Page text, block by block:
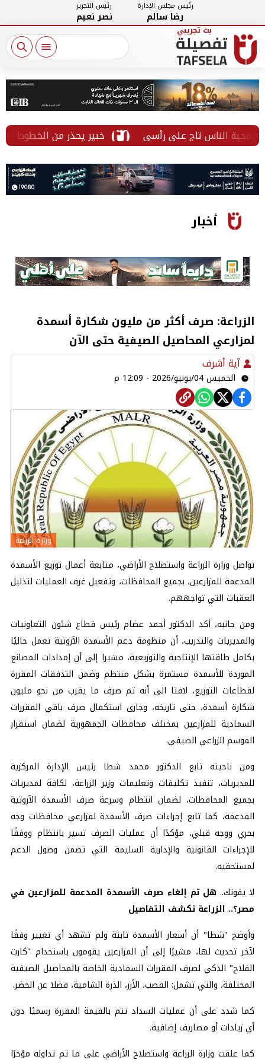
رئيس مجلس الإدارة
رضا سالم
رئيس التحرير
نصر نعيم
خبير يحذر من الخطوط المسجلة
أخبار
الزراعة: صرف أكثر من مليون شكارة أسمدة
لمزارعي المحاصيل الصيفية حتى الآن
آية أشرف
الخميس 04/يونيو/2026 - 12:09 م
وزارة الزراعة
تواصل وزارة الزراعة واستصلاح الأراضي، متابعة أعمال توزيع الأسمدة
المدعمة للمزارعين، بجميع المحافظات، وتفعيل غرف العمليات لتذليل
العقبات التي تواجههم.
ومن جانبه، أكد الدكتور أحمد عضام رئيس قطاع شئون التعاونيات
والمديريات والتدريب، أن منظومة دعم الأسمدة الآزوتية تعمل حاليًا
بكامل طاقتها الإنتاجية والتوزيعية، مشيرا إلى أن إمدادات المصانع
الموردة للأسمدة مستمرة بشكل منتظم وضمن التدفقات المقررة
لقطاعات التوزيع، لافتا الى أنه تم صرف ما يقرب من نحو مليون
شكارة أسمدة، حتى تاريخه، وجارى استكمال صرف باقي المقررات
السمادية للمزارعين بمختلف محافظات الجمهورية لضمان استقرار
الموسم الزراعي الصيفي.
ومن ناحيته تابع الدكتور محمد شطا رئيس الإدارة المركزية
للمديريات، تنفيذ تكليفات وتعليمات وزير الزراعة، لكافة لمديريات
بجميع المحافظات، لضمان انتظام وسرعة صرف الأسمدة الآزوتية
المدعمة، كما تابع إجراءات صرف الأسمدة لمزارعي محافظات وجه
بحري ووجه قبلي، مؤكدًا أن عمليات الصرف تسير بانتظام ووفقًا
للإجراءات القانونية والإدارية السليمة التي تضمن وصول الدعم
لمستحقيه.
لا يفوتك..هل تم إلغاء صرف الأسمدة المدعمة للمزارعين في
مصر؟.. الزراعة تكشف التفاصيل
وأوضح "شطا" أن أسعار الأسمدة ثابتة ولم تشهد أي تغيير وفقًا
لآخر تحديث لها، مشيرًا إلى أن المزارعين يقومون باستخدام "كارت
الفلاح" الذكي لصرف المقررات السمادية الخاصة بالمحاصيل الصيفية
المختلفة، والتي تشمل: القصب، الأرز، الذرة الشامية، فضلا عن الخضر.
كما شدد على أن عمليات السداد تتم بالقيمة المقررة رسميًا دون
أي زيادات أو مصاريف إضافية.
كما علقت وزارة الزراعة واستصلاح الأراضي على ما تم تداوله مؤخرًا